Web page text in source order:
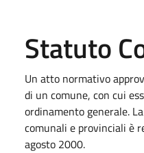
Statuto
Un atto normativo
di un comune, con cui
ordinamento generale.
comunali e provinciali è
agosto 2000.